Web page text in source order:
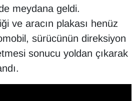
meydana geldi.
ve aracın plakası henüz
sürücünün direksiyon
sonucu yoldan çıkarak